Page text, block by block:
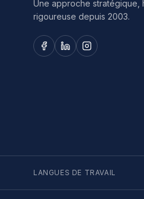
Une approche stratégique,
rigoureuse depuis 2003.
LANGUES DE TRAVAIL